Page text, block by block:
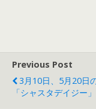
Previous Post
3月10日、5月20日
「シャスタデイジー」